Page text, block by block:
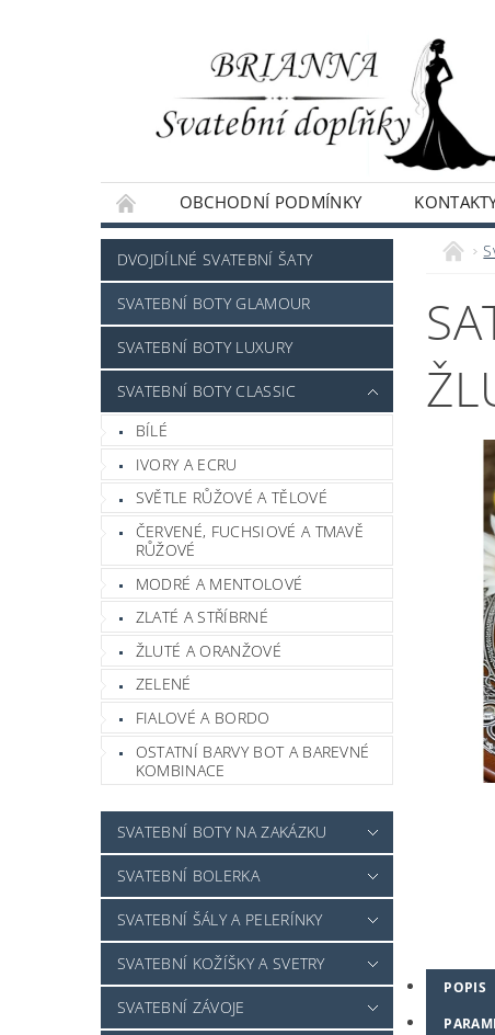
OBCHODNÍ PODMÍNKY
NAPIŠTE NÁM
DVOJDÍLNÉ SVATEBNÍ ŠATY
SVATEBNÍ BOTY GLAMOUR
SVATEBNÍ BOTY LUXURY
SVATEBNÍ BOTY CLASSIC
BÍLÉ
IVORY A ECRU
SVĚTLE RŮŽOVÉ A TĚLOVÉ
ČERVENÉ, FUCHSIOVÉ A TMAVĚ
RŮŽOVÉ
MODRÉ A MENTOLOVÉ
ZLATÉ A STŘÍBRNÉ
ŽLUTÉ A ORANŽOVÉ
ZELENÉ
FIALOVÉ A BORDO
OSTATNÍ BARVY BOT A BAREVNÉ
KOMBINACE
SVATEBNÍ BOTY NA ZAKÁZKU
SVATEBNÍ BOLERKA
SVATEBNÍ ŠÁLY A PELERÍNKY
SVATEBNÍ KOŽÍŠKY A SVETRY
SVATEBNÍ ZÁVOJE
POPIS